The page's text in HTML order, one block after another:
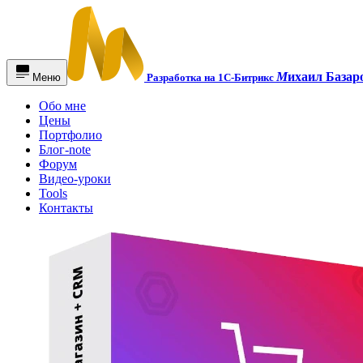
Меню Разработка на 1С-БитриксМихаил
Обо мне
Цены
Портфолио
Блог-note
Форум
Видео-уроки
Tools
Контакты